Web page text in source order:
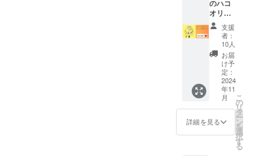
準備や
野菜の
生育状
態など
でお届
けする
期間が
前後す
る恐れ
がござ
います
がご了
承くだ
立て札
を設置
します
(100,00
円/200,
000
円/250,
000円)
ちと一
緒の車
にて移
動可能
す）。
・もし3
名様以
上ご希
望であ
れば要
相談と
なりま
レンタ
カー手
配、宿
泊場所
の手配
はご自
身でご
負担の
上、ご
手配く
ださ
い。 ・
「アイ
☆「床
の間」
へ支援
者様お
名前の
立て札
を設置
します
☆ドリ
ンク引
換券
人数分
＜観光
のハコ
オリジ
ナル島
ぞう
り】 ▼
リター
ン内容
・パワ
フル
まぁ
きぃが
手彫り
したオ
リジナ
ルロゴ
支援
者：
10人
お届
け予
定：
2024
年11
月
詳細を見る
こ
の
リ
タ
ー
ン
を
選
択
す
る